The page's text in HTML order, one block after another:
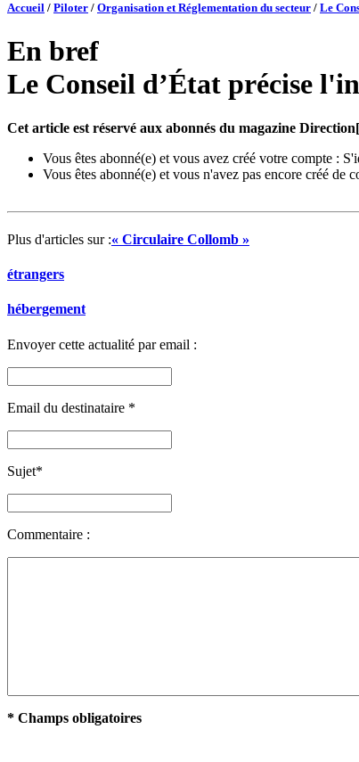
Accueil / Piloter / Organisation et Réglementation du secteur / Le
En bref
Le Conseil d’État précise
Cet article est réservé aux abonnés du magazine
Vous êtes abonné(e) et vous avez créé votre compte :
Vous êtes abonné(e) et vous n'avez pas encore créé de
Plus d'articles sur :« Circulaire Collomb »
étrangers
hébergement
Envoyer cette actualité par email :
Email du destinataire *
Sujet*
Commentaire :
* Champs obligatoires